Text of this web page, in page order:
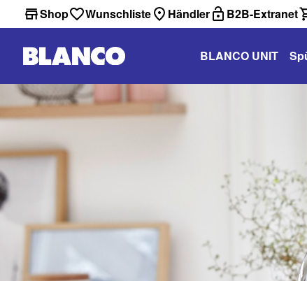
Shop Wunschliste Händler B2B-Extranet
BLANCO UNIT